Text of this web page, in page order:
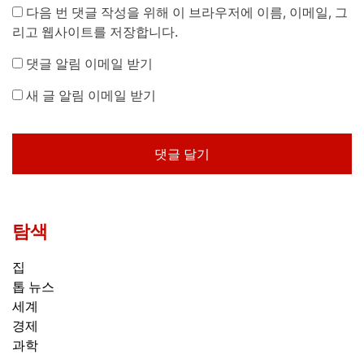
다음 번 댓글 작성을 위해 이 브라우저에 이름, 이메일, 그
리고 웹사이트를 저장합니다.
댓글 알림 이메일 받기
새 글 알림 이메일 받기
탐색
집
톱 뉴스
세계
경제
과학